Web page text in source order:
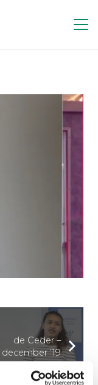
de Ceder –
december ’19